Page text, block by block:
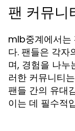
팬 커뮤니
mlb중계에서는
다. 팬들은 각자
며, 경험을 나누
러한 커뮤니티
팬들 간의 유대
이는 데 필수적